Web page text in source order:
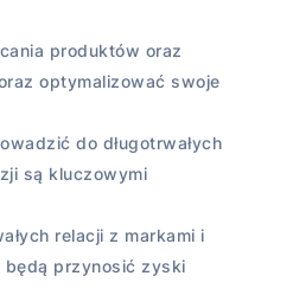
produktów oraz
optymalizować swoje
do długotrwałych
są kluczowymi
relacji z markami i
będą przynosić zyski